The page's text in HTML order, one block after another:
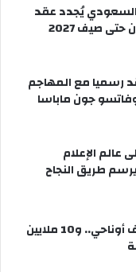
السعودي يُجدد عقد
صيف 2027
رسميا مع المهاجم
جون ماباسا
عالم الإعلام
طريق النجاح
برشلونة يعيد فتح ملف أوناحي.. و10 ملايين